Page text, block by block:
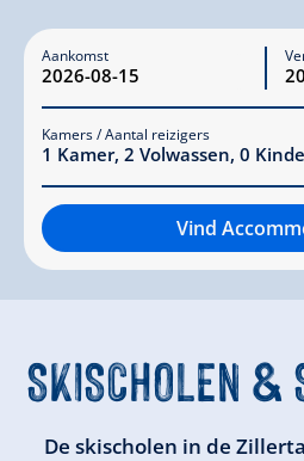
Aankomst
Kamers / Aantal reizigers
1 Kamer, 2 Volwassen, 0
Vind
SKISCHOLEN &
De skischolen in de